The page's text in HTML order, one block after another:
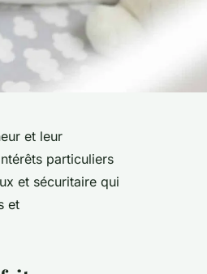
et leur
particuliers
et sécuritaire qui
et